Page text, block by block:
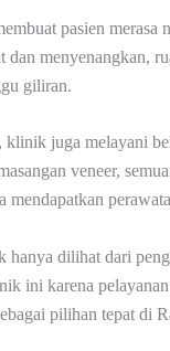
pasien
menyenangkan,
giliran.
klinik juga melayani
veneer,
mendapatkan
hanya dilihat dari
ini karena
pilihan tepat di